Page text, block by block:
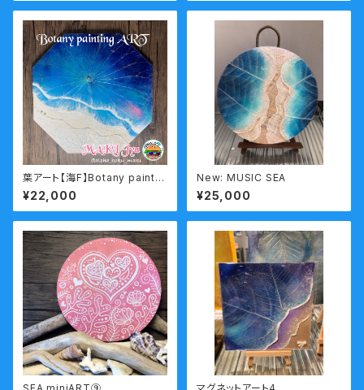
葉アート【海F】Botany paintin
g
¥22,000
New: MUSIC SEA
¥25,000